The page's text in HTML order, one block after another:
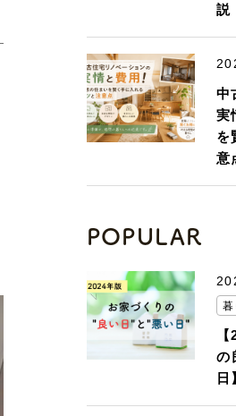
説
中
実
を
意
POPULAR
の
日